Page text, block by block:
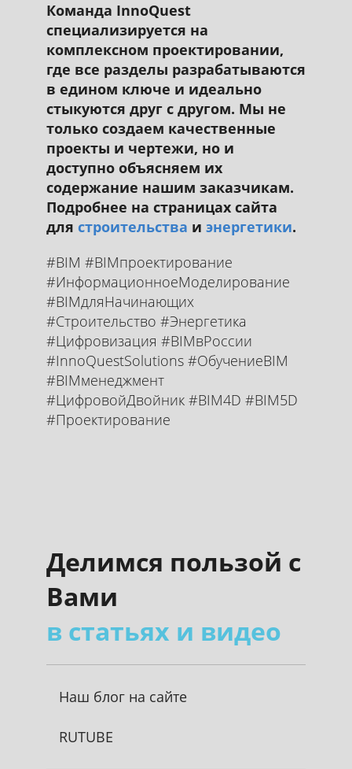
Команда InnoQuest
специализируется на
комплексном проектировании,
где все разделы разрабатываются
в едином ключе и идеально
стыкуются друг с другом. Мы не
только создаем качественные
проекты и чертежи, но и
доступно объясняем их
содержание нашим заказчикам.
Подробнее на страницах сайта
для строительства и энергетики.
#BIM #BIMпроектирование
#ИнформационноеМоделирование
#BIMдляНачинающих
#Строительство #Энергетика
#Цифровизация #BIMвРоссии
#InnoQuestSolutions #ОбучениеBIM
#BIMменеджмент
#ЦифровойДвойник #BIM4D #BIM5D
#Проектирование
Делимся пользой с
Вами
в статьях и видео
Наш блог на сайте
RUTUBE